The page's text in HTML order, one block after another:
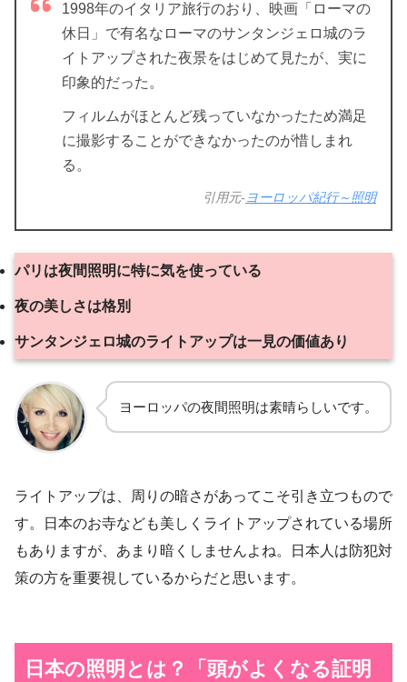
1998年のイタリア旅行のおり、映画「ローマの
休日」で有名なローマのサンタンジェロ城のラ
イトアップされた夜景をはじめて見たが、実に
印象的だった。
フィルムがほとんど残っていなかったため満足
に撮影することができなかったのが惜しまれ
る。
引用元-ヨーロッパ紀行～照明
パリは夜間照明に特に気を使っている
夜の美しさは格別
サンタンジェロ城のライトアップは一見の価値あり
ヨーロッパの夜間照明は素晴らしいです。
ライトアップは、周りの暗さがあってこそ引き立つもので
す。日本のお寺なども美しくライトアップされている場所
もありますが、あまり暗くしませんよね。日本人は防犯対
策の方を重要視しているからだと思います。
日本の照明とは？「頭がよくなる証明